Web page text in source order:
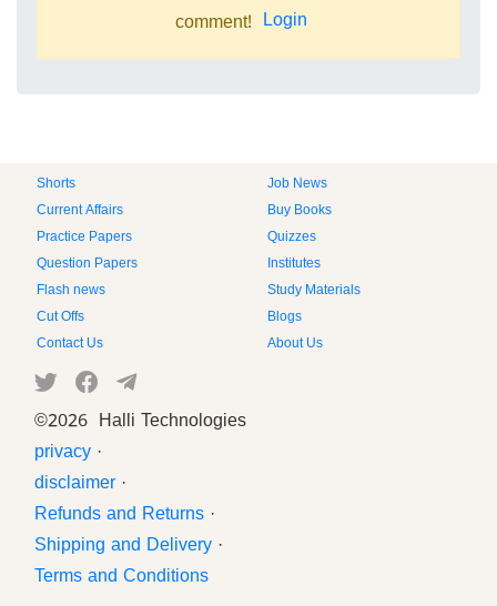
comment! Login
Shorts
Job News
Current Affairs
Buy Books
Practice Papers
Quizzes
Question Papers
Institutes
Flash news
Study Materials
Cut Offs
Blogs
Contact Us
About Us
©2026 Halli Technologies
privacy ·
disclaimer ·
Refunds and Returns ·
Shipping and Delivery ·
Terms and Conditions